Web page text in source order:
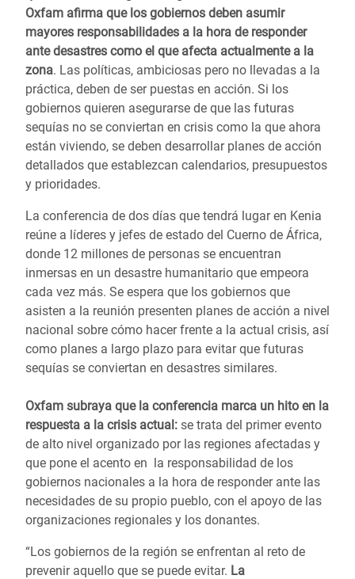
Oxfam afirma que los gobiernos deben asumir
mayores responsabilidades a la hora de responder
ante desastres como el que afecta actualmente a la
zona. Las políticas, ambiciosas pero no llevadas a la
práctica, deben de ser puestas en acción. Si los
gobiernos quieren asegurarse de que las futuras
sequías no se conviertan en crisis como la que ahora
están viviendo, se deben desarrollar planes de acción
detallados que establezcan calendarios, presupuestos
y prioridades.
La conferencia de dos días que tendrá lugar en Kenia
reúne a líderes y jefes de estado del Cuerno de África,
donde 12 millones de personas se encuentran
inmersas en un desastre humanitario que empeora
cada vez más. Se espera que los gobiernos que
asisten a la reunión presenten planes de acción a nivel
nacional sobre cómo hacer frente a la actual crisis, así
como planes a largo plazo para evitar que futuras
sequías se conviertan en desastres similares.
Oxfam subraya que la conferencia marca un hito en la
respuesta a la crisis actual: se trata del primer evento
de alto nivel organizado por las regiones afectadas y
que pone el acento en la responsabilidad de los
gobiernos nacionales a la hora de responder ante las
necesidades de su propio pueblo, con el apoyo de las
organizaciones regionales y los donantes.
“Los gobiernos de la región se enfrentan al reto de
prevenir aquello que se puede evitar. La